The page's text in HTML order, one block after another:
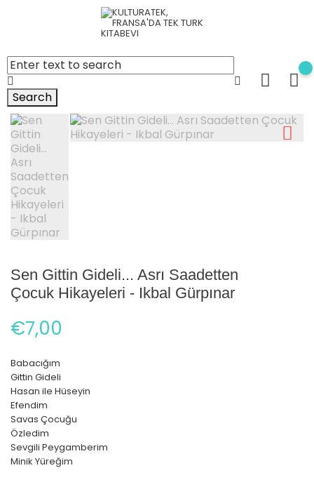
Search
Sen Gittin Gideli... Asrı Saadetten
Çocuk Hikayeleri - Ikbal Gürpınar
€7,00
Babacığım
Gittin Gideli
Hasan ile Hüseyin
Efendim
Savas Çocuğu
Özledim
Sevgili Peygamberim
Minik Yüreğim